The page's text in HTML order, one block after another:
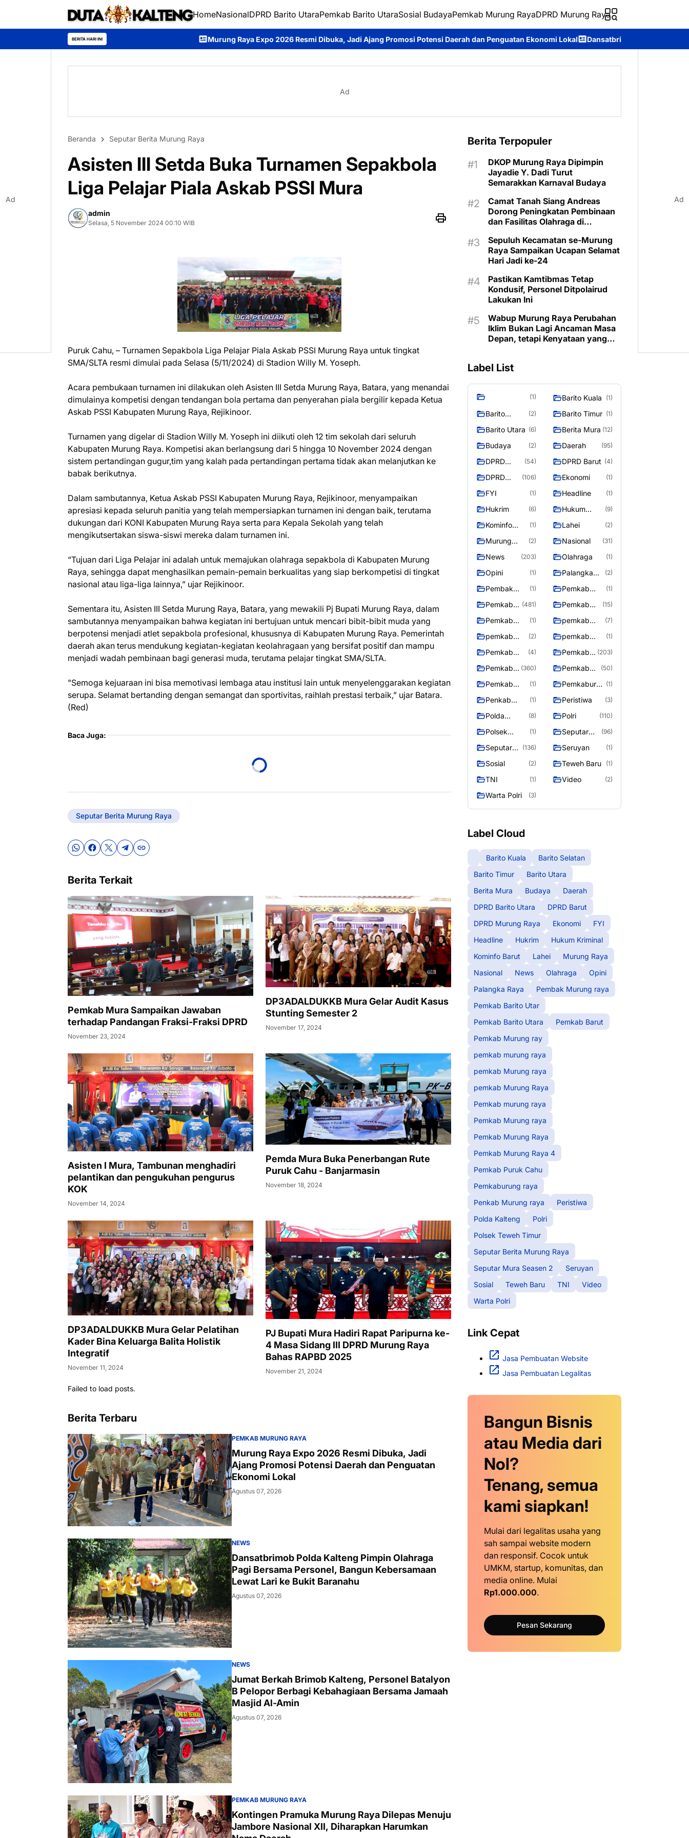
HomeNasionalDPRD Barito UtaraPemkab Barito UtaraSosial BudayaPemkab Murung RayaDPRD Murung Raya
BERITA HARI INI Murung Raya Expo 2026 Resmi Dibuka, Jadi Ajang Promosi Potensi Daerah dan Penguatan Ekonomi Lokal Dansatbrimob Polda Kalteng Pimpin Olahraga Pagi
Ad
Beranda Seputar Berita Murung Raya
Asisten III Setda Buka Turnamen Sepakbola
Liga Pelajar Piala Askab PSSI Mura
admin
Selasa, 5 November 2024 00:10 WIB
Puruk Cahu, – Turnamen Sepakbola Liga Pelajar Piala Askab PSSI Murung Raya untuk tingkat
SMA/SLTA resmi dimulai pada Selasa (5/11/2024) di Stadion Willy M. Yoseph.
Acara pembukaan turnamen ini dilakukan oleh Asisten III Setda Murung Raya, Batara, yang menandai
dimulainya kompetisi dengan tendangan bola pertama dan penyerahan piala bergilir kepada Ketua
Askab PSSI Kabupaten Murung Raya, Rejikinoor.
Turnamen yang digelar di Stadion Willy M. Yoseph ini diikuti oleh 12 tim sekolah dari seluruh
Kabupaten Murung Raya. Kompetisi akan berlangsung dari 5 hingga 10 November 2024 dengan
sistem pertandingan gugur,tim yang kalah pada pertandingan pertama tidak akan melanjutkan ke
babak berikutnya.
Dalam sambutannya, Ketua Askab PSSI Kabupaten Murung Raya, Rejikinoor, menyampaikan
apresiasi kepada seluruh panitia yang telah mempersiapkan turnamen ini dengan baik, terutama
dukungan dari KONI Kabupaten Murung Raya serta para Kepala Sekolah yang telah
mengikutsertakan siswa-siswi mereka dalam turnamen ini.
“Tujuan dari Liga Pelajar ini adalah untuk memajukan olahraga sepakbola di Kabupaten Murung
Raya, sehingga dapat menghasilkan pemain-pemain berkualitas yang siap berkompetisi di tingkat
nasional atau liga-liga lainnya,” ujar Rejikinoor.
Sementara itu, Asisten III Setda Murung Raya, Batara, yang mewakili Pj Bupati Murung Raya, dalam
sambutannya menyampaikan bahwa kegiatan ini bertujuan untuk mencari bibit-bibit muda yang
berpotensi menjadi atlet sepakbola profesional, khususnya di Kabupaten Murung Raya. Pemerintah
daerah akan terus mendukung kegiatan-kegiatan keolahragaan yang bersifat positif dan mampu
menjadi wadah pembinaan bagi generasi muda, terutama pelajar tingkat SMA/SLTA.
"Semoga kejuaraan ini bisa memotivasi lembaga atau institusi lain untuk menyelenggarakan kegiatan
serupa. Selamat bertanding dengan semangat dan sportivitas, raihlah prestasi terbaik,” ujar Batara.
(Red)
Baca Juga:
Seputar Berita Murung Raya
Berita Terkait
Pemkab Mura Sampaikan Jawaban
terhadap Pandangan Fraksi-Fraksi DPRD
November 23, 2024
DP3ADALDUKKB Mura Gelar Audit Kasus
Stunting Semester 2
November 17, 2024
Asisten I Mura, Tambunan menghadiri
pelantikan dan pengukuhan pengurus
KOK
November 14, 2024
Pemda Mura Buka Penerbangan Rute
Puruk Cahu - Banjarmasin
November 18, 2024
DP3ADALDUKKB Mura Gelar Pelatihan
Kader Bina Keluarga Balita Holistik
Integratif
November 11, 2024
PJ Bupati Mura Hadiri Rapat Paripurna ke-
4 Masa Sidang III DPRD Murung Raya
Bahas RAPBD 2025
November 21, 2024
Failed to load posts.
Berita Terbaru
PEMKAB MURUNG RAYA
Murung Raya Expo 2026 Resmi Dibuka, Jadi
Ajang Promosi Potensi Daerah dan Penguatan
Ekonomi Lokal
Agustus 07, 2026
NEWS
Dansatbrimob Polda Kalteng Pimpin Olahraga
Pagi Bersama Personel, Bangun Kebersamaan
Lewat Lari ke Bukit Baranahu
Agustus 07, 2026
NEWS
Jumat Berkah Brimob Kalteng, Personel Batalyon
B Pelopor Berbagi Kebahagiaan Bersama Jamaah
Masjid Al-Amin
Agustus 07, 2026
PEMKAB MURUNG RAYA
Kontingen Pramuka Murung Raya Dilepas Menuju
Jambore Nasional XII, Diharapkan Harumkan
Berita Terpopuler
DKOP Murung Raya Dipimpin
Jayadie Y. Dadi Turut
Semarakkan Karnaval Budaya
Camat Tanah Siang Andreas
Dorong Peningkatan Pembinaan
dan Fasilitas Olahraga di
Sepuluh Kecamatan se-Murung
Raya Sampaikan Ucapan Selamat
Hari Jadi ke-24
Pastikan Kamtibmas Tetap
Kondusif, Personel Ditpolairud
Lakukan Ini
Wabup Murung Raya Perubahan
Iklim Bukan Lagi Ancaman Masa
Depan, tetapi Kenyataan yang
Label List
(1) Barito Kuala (1)
Barito
(2) Barito Timur (1)
Barito Utara (6) Berita Mura (12)
Budaya (2) Daerah (95)
DPRD
Utara
(54) DPRD Barut (4)
DPRD
Raya
(106) Ekonomi (1)
FYI (1) Headline (1)
Hukrim (6)
Hukum
(9)
Kominfo
(1) Lahei (2)
Murung
(2) Nasional (31)
News (203) Olahraga (1)
Opini (1)
Palangka
(2)
Pembak
Murung raya
(1)
Pemkab
(1)
Pemkab
Utara
(481)
Pemkab
(15)
Pemkab
(1)
pemkab
(7)
pemkab
(2)
pemkab
Raya
(1)
Pemkab
murung raya
(4)
Pemkab
raya
(203)
Pemkab
Raya
(360)
Pemkab
Raya 4
(50)
Pemkab
(1)
Pemkaburun (1)
Penkab
(1) Peristiwa (3)
Polda
(8) Polri (110)
Polsek
Teweh Timur
(1)
Seputar
Murung
Raya
(96)
Seputar
Seasen 2
(136) Seruyan (1)
Sosial (2) Teweh Baru (1)
TNI (1) Video (2)
Warta Polri (3)
Label Cloud
Barito Kuala
Barito Selatan
Barito Timur
Barito Utara
Berita Mura
Budaya
Daerah
DPRD Barito Utara
DPRD Barut
DPRD Murung Raya
Ekonomi
FYI
Headline
Hukrim
Hukum Kriminal
Kominfo Barut
Lahei
Murung Raya
Nasional
News Olahraga
Opini
Palangka Raya
Pembak Murung raya
Pemkab Barito Utar
Pemkab Barito Utara
Pemkab Barut
Pemkab Murung ray
pemkab murung raya
pemkab Murung raya
pemkab Murung Raya
Pemkab murung raya
Pemkab Murung raya
Pemkab Murung Raya
Pemkab Murung Raya 4
Pemkab Puruk Cahu
Pemkaburung raya
Penkab Murung raya
Peristiwa
Polda Kalteng
Polri
Polsek Teweh Timur
Seputar Berita Murung Raya
Seputar Mura Seasen 2
Seruyan
Sosial
Teweh Baru TNI
Video
Warta Polri
Link Cepat
Jasa Pembuatan Website
Jasa Pembuatan Legalitas
Bangun Bisnis
atau Media dari
Nol?
Tenang, semua
kami siapkan!
Mulai dari legalitas usaha yang
sah sampai website modern
dan responsif. Cocok untuk
UMKM, startup, komunitas, dan
media online. Mulai
Rp1.000.000.
Pesan Sekarang
Ad Ad